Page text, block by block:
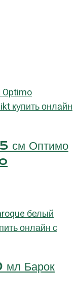
см Оптимо
мл Барок